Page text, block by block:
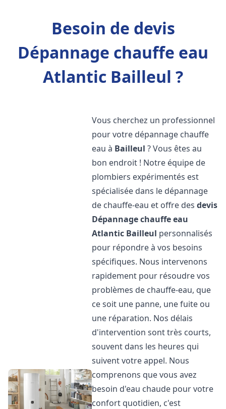
Besoin de devis
Dépannage chauffe eau
Atlantic Bailleul ?
Vous cherchez un professionnel
pour votre dépannage chauffe
eau à Bailleul ? Vous êtes au
bon endroit ! Notre équipe de
plombiers expérimentés est
spécialisée dans le dépannage
de chauffe-eau et offre desdevis
Dépannage chauffe eau
Atlantic Bailleul personnalisés
pour répondre à vos besoins
spécifiques. Nous intervenons
rapidement pour résoudre vos
problèmes de chauffe-eau, que
ce soit une panne, une fuite ou
une réparation. Nos délais
d'intervention sont très courts,
souvent dans les heures qui
suivent votre appel. Nous
comprenons que vous avez
besoin d'eau chaude pour votre
confort quotidien, c'est